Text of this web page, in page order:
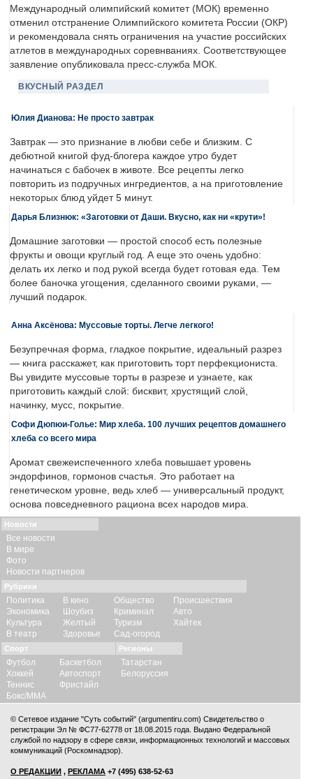
Международный олимпийский комитет (МОК) временно
отменил отстранение Олимпийского комитета России (ОКР)
и рекомендовала снять ограничения на участие российских
атлетов в международных соревнваниях. Соответствующее
заявление опубликовала пресс-служба МОК.
ВКУСНЫЙ РАЗДЕЛ
Юлия Дианова: Не просто завтрак
Завтрак — это признание в любви себе и близким. С
дебютной книгой фуд-блогера каждое утро будет
начинаться с бабочек в животе. Все рецепты легко
повторить из подручных ингредиентов, а на приготовление
некоторых блюд уйдет 5 минут.
Дарья Близнюк: «Заготовки от Даши. Вкусно, как ни «крути»!
Домашние заготовки — простой способ есть полезные
фрукты и овощи круглый год. А еще это очень удобно:
делать их легко и под рукой всегда будет готовая еда. Тем
более баночка угощения, сделанного своими руками, —
лучший подарок.
Анна Аксёнова: Муссовые торты. Легче легкого!
Безупречная форма, гладкое покрытие, идеальный разрез
— книга расскажет, как приготовить торт перфекциониста.
Вы увидите муссовые торты в разрезе и узнаете, как
приготовить каждый слой: бисквит, хрустящий слой,
начинку, мусс, покрытие.
Софи Дюпюи-Голье: Мир хлеба. 100 лучших рецептов домашнего
хлеба со всего мира
Аромат свежеиспеченного хлеба повышает уровень
эндорфинов, гормонов счастья. Это работает на
генетическом уровне, ведь хлеб — универсальный продукт,
основа повседневного рациона всех народов мира.
Новости
Все новости
В мире
Фото
Новости партнеров
Рубрики
Политика
Экономика
Культура
В театр
В кино
Шоубиз
Желтый
Здоровье
Общество
Криминал
Туризм
Сад-огород
Происшествия
Авто
Хайтек
Спорт
Футбол
Хоккей
Теннис
Бокс/ММА
Баскетбол
Автоспорт
Фристайл
Регионы
Татарстан
Белоруссия
© Сетевое издание "Суть событий" (argumentiru.com) Свидетельство о
регистрации Эл № ФС77-62778 от 18.08.2015 года. Выдано Федеральной
службой по надзору в сфере связи, информационных технологий и массовых
коммуникаций (Роскомнадзор).
О РЕДАКЦИИ , РЕКЛАМА +7 (495) 638-52-63